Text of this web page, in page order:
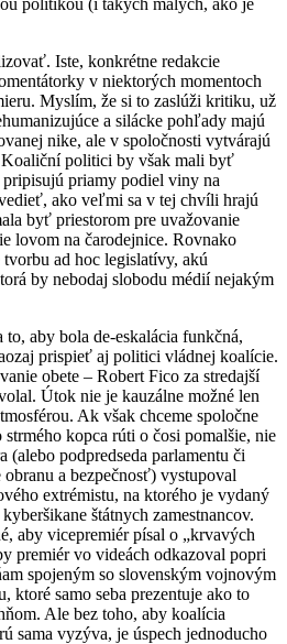
Iste, konkrétne redakcie
v niektorých momentoch
Myslím, že si to zaslúži kritiku, už
a silácke pohľady majú
nike, ale v spoločnosti vytvárajú
politici by však mali byť
priamy podiel viny na
ako veľmi sa v tej chvíli hrajú
byť priestorom pre uvažovanie
lovom na čarodejnice. Rovnako
ad hoc legislatívy, akú
by nebodaj slobodu médií nejakým
aby bola de-eskalácia funkčná,
prispieť aj politici vládnej koalície.
obete – Robert Fico za stredajší
Útok nie je kauzálne možné len
Ak však chceme spoločne
kopca rúti o čosi pomalšie, nie
(alebo podpredseda parlamentu či
a bezpečnosť) vystupoval
extrémistu, na ktorého je vydaný
štátnych zamestnancov.
aby vicepremiér písal o „krvavých
premiér vo videách odkazoval popri
spojeným so slovenským vojnovým
ktoré samo seba prezentuje ako to
Ale bez toho, aby koalícia
sama vyzýva, je úspech jednoducho